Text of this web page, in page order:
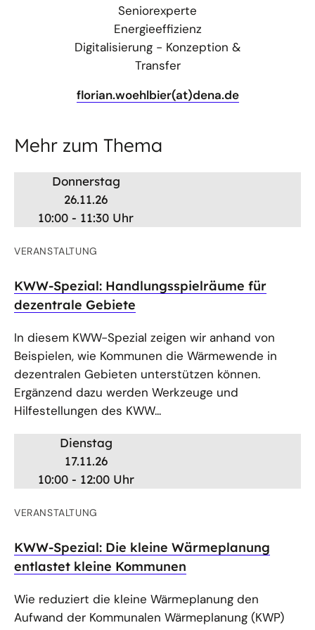
Seniorexperte
Energieeffizienz
Digitalisierung - Konzeption &
Transfer
florian.woehlbier(at)dena.de
Mehr zum Thema
Donnerstag
26.11.26
10:00 - 11:30 Uhr
VERANSTALTUNG
KWW-Spezial: Handlungsspielräume für
dezentrale Gebiete
In diesem KWW-Spezial zeigen wir anhand von
Beispielen, wie Kommunen die Wärmewende in
dezentralen Gebieten unterstützen können.
Ergänzend dazu werden Werkzeuge und
Hilfestellungen des KWW...
Dienstag
17.11.26
10:00 - 12:00 Uhr
VERANSTALTUNG
KWW-Spezial: Die kleine Wärmeplanung
entlastet kleine Kommunen
Wie reduziert die kleine Wärmeplanung den
Aufwand der Kommunalen Wärmeplanung (KWP)